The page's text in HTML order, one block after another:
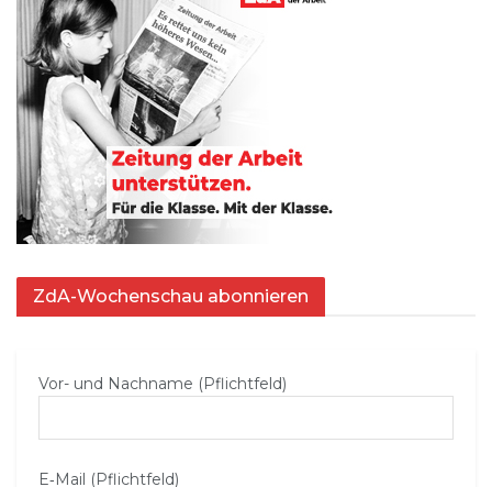
ZdA-Wochenschau abonnieren
Vor- und Nachname (Pflichtfeld)
E‑Mail (Pflichtfeld)